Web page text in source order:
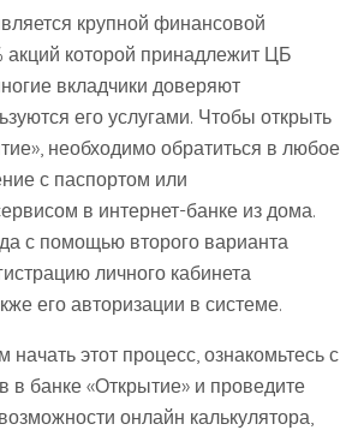
крупной финансовой
акций которой принадлежит ЦБ
вкладчики доверяют
его услугами. Чтобы открыть
необходимо обратиться в любое
с паспортом или
в интернет-банке из дома.
с помощью второго варианта
личного кабинета
его авторизации в системе.
этот процесс, ознакомьтесь с
в банке «Открытие» и проведите
онлайн калькулятора,